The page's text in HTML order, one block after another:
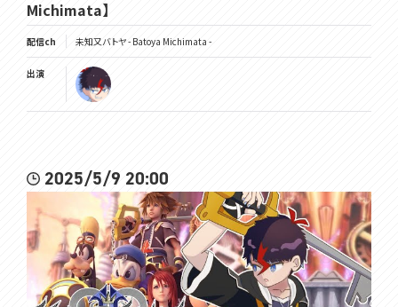
Michimata】
配信ch 未知又バトヤ - Batoya Michimata -
出演
2025/5/9 20:00